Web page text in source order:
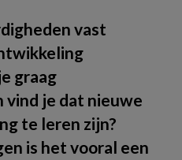
vast
graag
vind je dat nieuwe
te leren zijn?
is het vooral een